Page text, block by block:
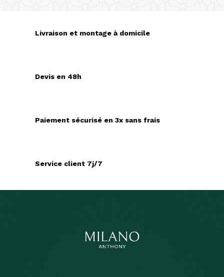
Livraison et montage à domicile
Devis en 48h
Paiement sécurisé en 3x sans frais
Service client 7j/7